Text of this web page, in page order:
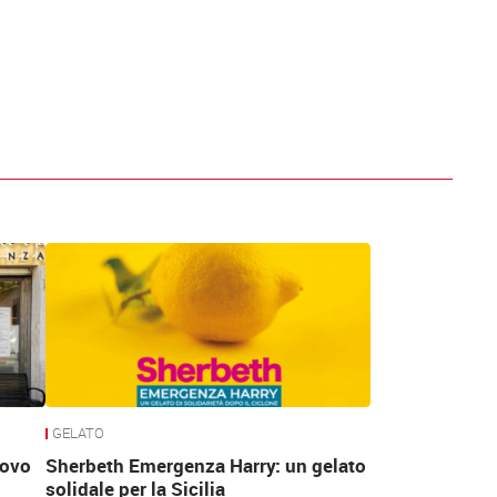
GELATO
Sherbeth Emergenza Harry: un gelato
solidale per la Sicilia